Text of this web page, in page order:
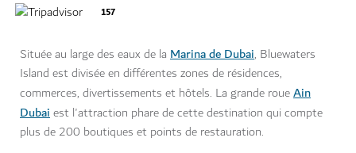
157
Située au large des eaux de la Marina de Dubai, Bluewaters
Island est divisée en différentes zones de résidences,
commerces, divertissements et hôtels. La grande roueAin
Dubaiest l'attraction phare de cette destination qui compte
plus de 200 boutiques et points de restauration.